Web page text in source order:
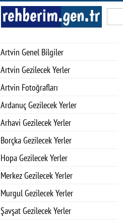
Artvin Genel Bilgiler
Artvin Gezilecek Yerler
Artvin Fotoğrafları
Ardanuç Gezilecek Yerler
Arhavi Gezilecek Yerler
Borçka Gezilecek Yerler
Hopa Gezilecek Yerler
Merkez Gezilecek Yerler
Murgul Gezilecek Yerler
Şavşat Gezilecek Yerler